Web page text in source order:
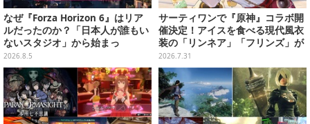
なぜ『Forza Horizon 6』はリア
ルだったのか？「日本人が誰もい
ないスタジオ」から始まっ
た、“生活感のある日本"の作り方
【CEDEC2026】
2026.8.5
サーティワンで『原神』コラボ開
催決定！アイスを食べる現代風衣
装の「リンネア」「フリンズ」が
可愛く、そしてクール
2026.7.31